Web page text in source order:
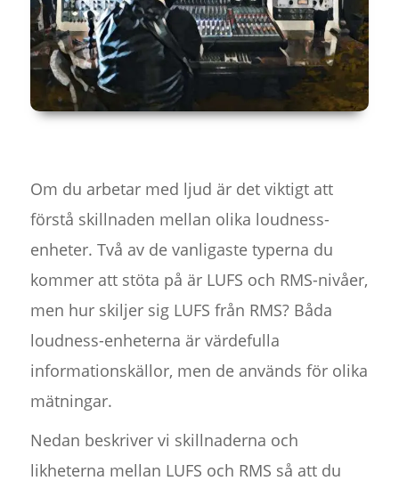
Om du arbetar med ljud är det viktigt att
förstå skillnaden mellan olika loudness-
enheter. Två av de vanligaste typerna du
kommer att stöta på är LUFS och RMS-nivåer,
men hur skiljer sig LUFS från RMS? Båda
loudness-enheterna är värdefulla
informationskällor, men de används för olika
mätningar.
Nedan beskriver vi skillnaderna och
likheterna mellan LUFS och RMS så att du